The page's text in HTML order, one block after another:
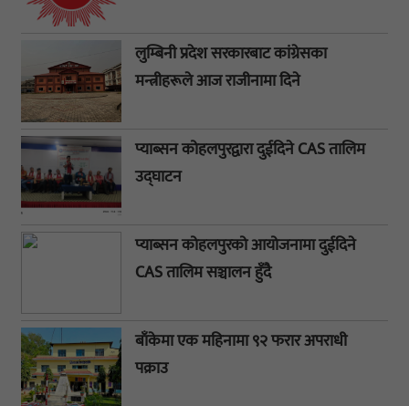
लुम्बिनी प्रदेश सरकारबाट कांग्रेसका
मन्त्रीहरूले आज राजीनामा दिने
प्याब्सन कोहलपुरद्वारा दुईदिने CAS तालिम
उद्घाटन
प्याब्सन कोहलपुरको आयोजनामा दुईदिने
CAS तालिम सञ्चालन हुँदै
बाँकेमा एक महिनामा ९२ फरार अपराधी
पक्राउ